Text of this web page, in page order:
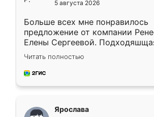
5 августа 2026
Больше всех мне понравилось
предложение от компании
Елены Сергеевой.
короткие сроки изготовления.
для замера сотрудник Владислав
предложил по моему эскизу
Читать полностью
Ярослава